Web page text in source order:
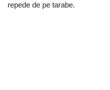
repede de pe tarabe.